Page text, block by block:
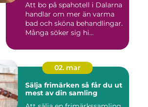
Att bo på spahotell i Dalarna
handlar om mer än varma
bad och sköna behandlingar.
Många söker sig hi...
02. mar
Sälja frimärken så får du ut
mest av din samling